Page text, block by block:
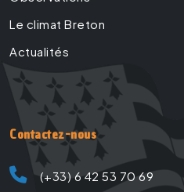
Le climat Breton
Actualités
Contactez-nous
(+33) 6 42 53 70 69